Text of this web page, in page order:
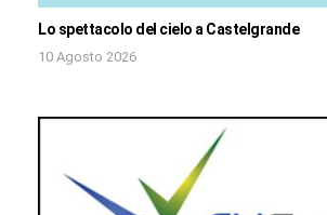
Lo spettacolo del cielo a Castelgrande
10 Agosto 2026